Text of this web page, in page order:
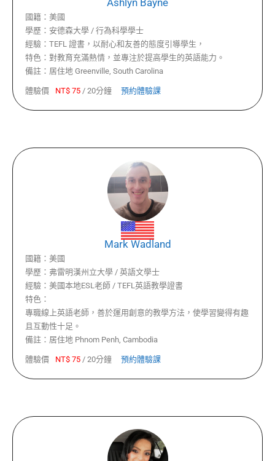
國籍： 美國
學歷： 安德森大學 / 行為科學學士
經驗： TEFL 證書，以耐心和友善的態度引導學生，
特色： 對教育充滿熱情，並專注於提高學生的英語能力。
備註： 居住地 Greenville, South Carolina
體驗價 NT$ 75 / 20分鐘 預約體驗課
Mark Wadland
國籍： 美國
學歷： 弗雷明漢州立大學 / 英語文學士
經驗： 美國本地ESL老師 / TEFL英語教學證書
特色：
專職線上英語老師，善於運用創意的教學方法，使學習變得有趣
且互動性十足。
備註： 居住地 Phnom Penh, Cambodia
體驗價 NT$ 75 / 20分鐘 預約體驗課